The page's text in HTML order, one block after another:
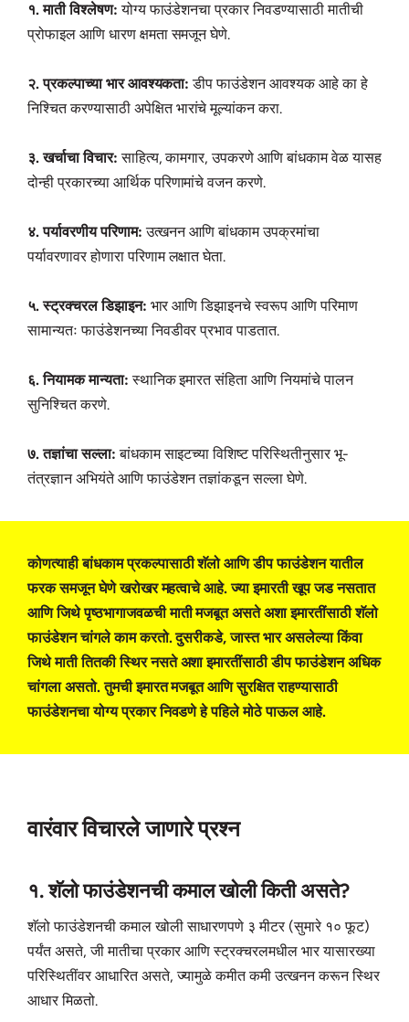
१. माती विश्लेषण: योग्य फाउंडेशनचा प्रकार निवडण्यासाठी मातीची
प्रोफाइल आणि धारण क्षमता समजून घेणे.
२. प्रकल्पाच्या भार आवश्यकता: डीप फाउंडेशन आवश्यक आहे का हे
निश्चित करण्यासाठी अपेक्षित भारांचे मूल्यांकन करा.
३. खर्चाचा विचार: साहित्य, कामगार, उपकरणे आणि बांधकाम वेळ यासह
दोन्ही प्रकारच्या आर्थिक परिणामांचे वजन करणे.
४. पर्यावरणीय परिणाम: उत्खनन आणि बांधकाम उपक्रमांचा
पर्यावरणावर होणारा परिणाम लक्षात घेता.
५. स्ट्रक्चरल डिझाइन: भार आणि डिझाइनचे स्वरूप आणि परिमाण
सामान्यतः फाउंडेशनच्या निवडीवर प्रभाव पाडतात.
६. नियामक मान्यता: स्थानिक इमारत संहिता आणि नियमांचे पालन
सुनिश्चित करणे.
७. तज्ञांचा सल्ला: बांधकाम साइटच्या विशिष्ट परिस्थितीनुसार भू-
तंत्रज्ञान अभियंते आणि फाउंडेशन तज्ञांकडून सल्ला घेणे.
कोणत्याही बांधकाम प्रकल्पासाठी शॅलो आणि डीप फाउंडेशन यातील
फरक समजून घेणे खरोखर महत्वाचे आहे. ज्या इमारती खूप जड नसतात
आणि जिथे पृष्ठभागाजवळची माती मजबूत असते अशा इमारतींसाठी शॅलो
फाउंडेशन चांगले काम करतो. दुसरीकडे, जास्त भार असलेल्या किंवा
जिथे माती तितकी स्थिर नसते अशा इमारतींसाठी डीप फाउंडेशन अधिक
चांगला असतो. तुमची इमारत मजबूत आणि सुरक्षित राहण्यासाठी
फाउंडेशनचा योग्य प्रकार निवडणे हे पहिले मोठे पाऊल आहे.
वारंवार विचारले जाणारे प्रश्न
१. शॅलो फाउंडेशनची कमाल खोली किती असते?
शॅलो फाउंडेशनची कमाल खोली साधारणपणे ३ मीटर (सुमारे १० फूट)
पर्यंत असते, जी मातीचा प्रकार आणि स्ट्रक्चरलमधील भार यासारख्या
परिस्थितींवर आधारित असते, ज्यामुळे कमीत कमी उत्खनन करून स्थिर
आधार मिळतो.